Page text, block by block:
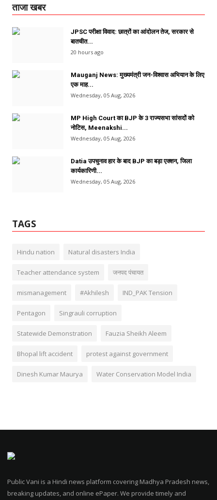
ताजा खबर
JPSC परीक्षा विवाद: छात्रों का आंदोलन तेज, सरकार से
बातचीत...
20 hours ago
Mauganj News: मुख्यमंत्री जन-विश्वास अभियान के लिए
एक माह...
Wednesday, 05 Aug, 2026
MP High Court का BJP के 3 राज्यसभा सांसदों को
नोटिस, Meenakshi...
Wednesday, 05 Aug, 2026
Datia उपचुनाव हार के बाद BJP का बड़ा एक्शन, जिला
कार्यकारिणी...
Wednesday, 05 Aug, 2026
TAGS
Hindu nation Natural disasters India
Teacher attendance system जनपद पंचायत
mismanagement #Akhilesh IND_PAK Tension
Pentagon Singrauli corruption
Statewide Demonstration Fauzia Sheikh Aleem
Bhopal lift accident protest against government
Dinesh Kumar Maurya Water Conservation Model India
Public Vani is a Hindi news platform covering Madhya Pradesh news,
breaking updates, and online ePaper. We provide timely and